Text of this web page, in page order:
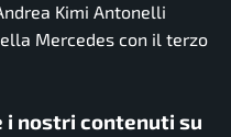
Kimi Antonelli
Mercedes con il terzo
i nostri contenuti su